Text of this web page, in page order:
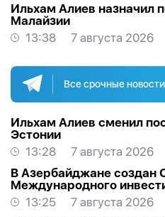
Ильхам Алиев назначил
Малайзии
13:38
7 августа 2026
Все срочные
Ильхам Алиев сменил
Эстонии
13:28
7 августа 2026
В Азербайджане создан
Международного
РАСПОРЯЖЕНИЕ
13:25
7 августа 2026